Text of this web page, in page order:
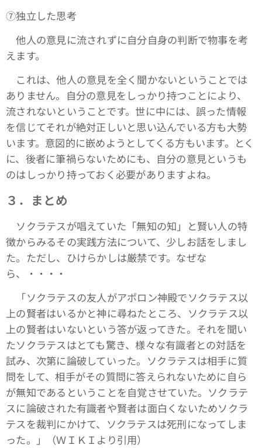
⑦独立した思考
他人の意見に流されずに自分自身の判断で物事を考
えます。
これは、他人の意見を全く聞かないということでは
ありません。自分の意見をしっかり持つことにより、
流されないということです。世に中には、誤った情報
を信じてそれが絶対正しいと思い込んでいる方も大勢
います。意図的に嵌めようとしてくる方もいます。とく
に、後者に筆禍らないためにも、自分の意見というも
のはしっかり持っておく必要がありますよね。
３．まとめ
ソクラテスが唱えていた「無知の知」と賢い人の特
徴からみるその実践方法について、少しお話をしまし
た。ただし、ひけらかしは厳禁です。なぜな
ら、・・・・
「ソクラテスの友人がアポロン神殿でソクラテス以
上の賢者はいるかと神に尋ねたところ、ソクラテス以
上の賢者はいないという答が返ってきた。それを聞い
たソクラテスはとても驚き、様々な有識者との対話を
試み、次第に論破していった。ソクラテスは相手に質
問をして、相手がその質問に答えられないために自ら
が無知であるということを自覚させていた。ソクラテ
スに論破された有識者や賢者は面白くないためソクラ
テスを裁判にかけて、ソクラテスは死刑になってしま
った。」（ＷＩＫＩより引用）